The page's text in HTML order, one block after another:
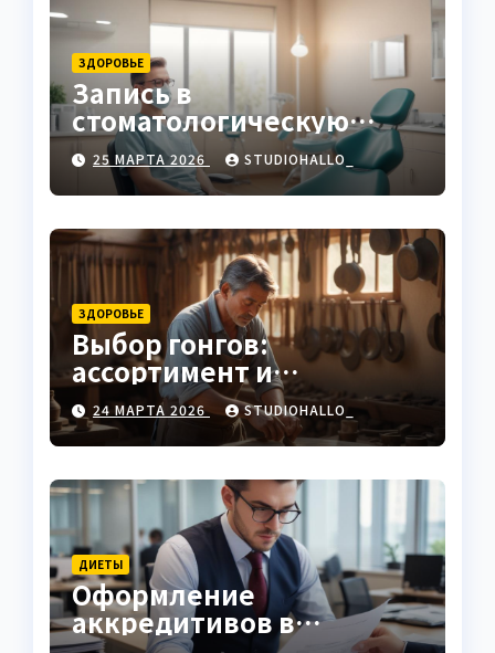
ЗДОРОВЬЕ
Запись в
стоматологическую
клинику
25 МАРТА 2026 STUDIOHALLO_
ЗДОРОВЬЕ
Выбор гонгов:
ассортимент и
характеристики
24 МАРТА 2026 STUDIOHALLO_
ДИЕТЫ
Оформление
аккредитивов в